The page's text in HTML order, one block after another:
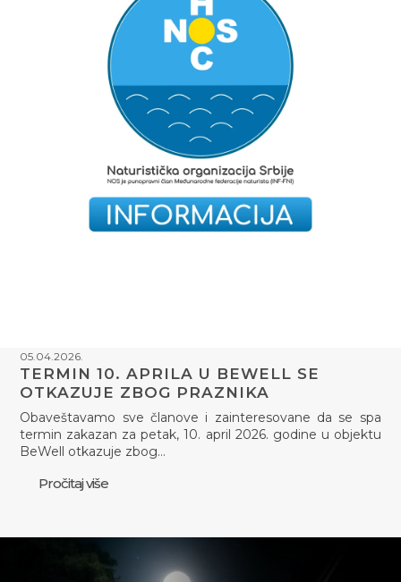
05.04.2026.
TERMIN 10. APRILA U BEWELL SE
OTKAZUJE ZBOG PRAZNIKA
Obaveštavamo sve članove i zainteresovane da se spa
termin zakazan za petak, 10. april 2026. godine u objektu
BeWell otkazuje zbog…
Pročitaj više